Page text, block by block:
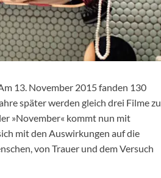
13. November 2015 fanden 130
später werden gleich drei Filme zu
»November« kommt nun mit
mit den Auswirkungen auf die
von Trauer und dem Versuch